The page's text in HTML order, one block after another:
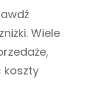
Wiele
koszty